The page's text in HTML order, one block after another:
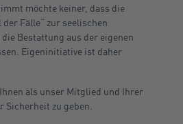
möchte keiner, dass die
Fälle“ zur seelischen
Bestattung aus der eigenen
Eigeninitiative ist daher
als unser Mitglied und Ihrer
Sicherheit zu geben.